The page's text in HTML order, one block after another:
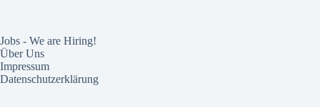
Jobs - We are Hiring!
Über Uns
Impressum
Datenschutzerklärung